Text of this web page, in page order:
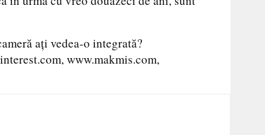
ați vedea-o integrată?
www.makmis.com,